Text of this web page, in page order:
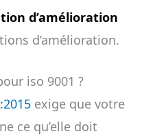
d’amélioration
d’amélioration.
iso 9001 ?
exige que votre
ce qu’elle doit